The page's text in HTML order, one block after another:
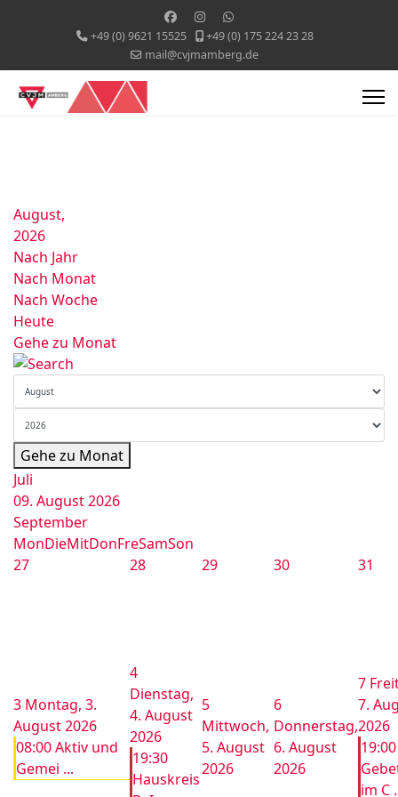
+49 (0) 9621 15525
+49 (0) 175 224 23 28
mail@cvjmamberg.de
August,
2026
Nach Jahr
Nach Monat
Nach Woche
Heute
Gehe zu Monat
Gehe zu Monat
Juli
09. August 2026
September
MonDieMitDonFreSamSon
27
28 29 30 31
3 Montag, 3.
August 2026
08:00 Aktiv und
Gemei ...
4
Dienstag,
4. August
2026
19:30
Hauskreis
5
Mittwoch,
5. August
2026
6
Donnerstag,
6. August
2026
7
7.
2026
19:00
im C